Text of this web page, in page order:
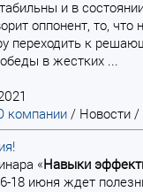
и в
оппонент, то, что
переходить к
в жестких ...
компании / Новости /
«Навыки
18 июня ждет